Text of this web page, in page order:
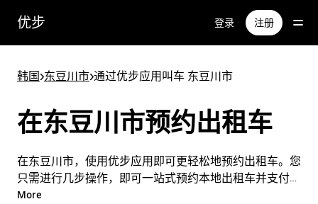
优步 登录 注册
韩国>东豆川市>通过优步应用叫车 东豆川市
在东豆川市预约出租车
在东豆川市，使用优步应用即可更轻松地预约出租车。您
只需进行几步操作，即可一站式预约本地出租车并支付车
费。您可以随时在东豆川市轻松预约出租车行程。
More